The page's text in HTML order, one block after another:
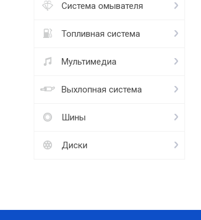
Система омывателя
Топливная система
Мультимедиа
Выхлопная система
Шины
Диски